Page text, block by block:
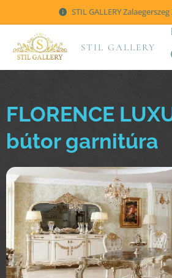
STIL GALLERY
STIL GALLERY
FLORENCE
bútor garnitúra